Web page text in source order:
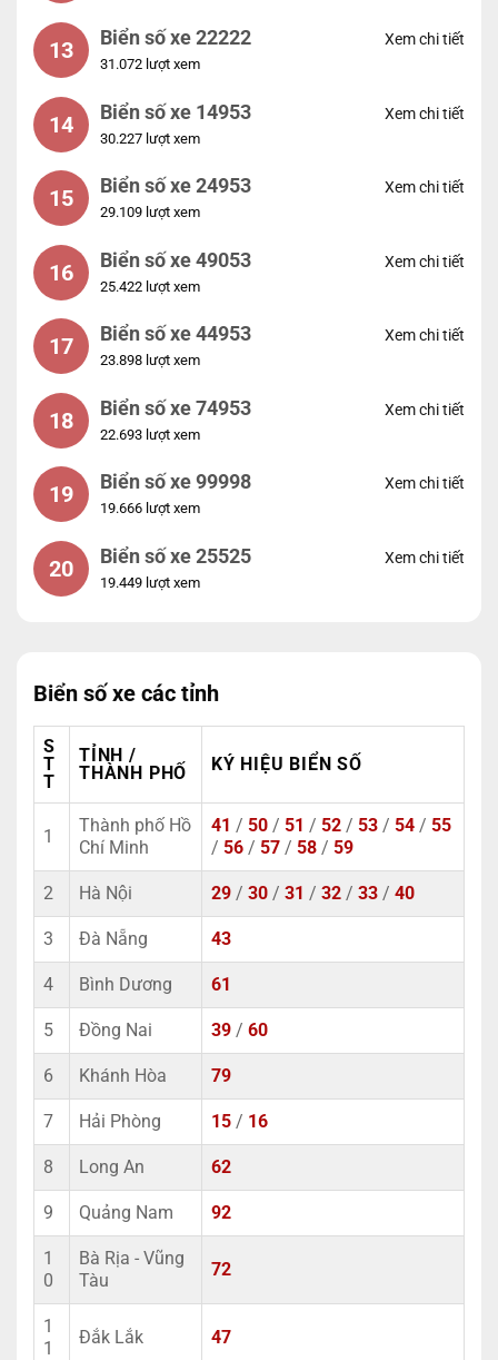
13 Biển số xe 22222
31.072 lượt xem
Xem chi tiết
14 Biển số xe 14953
30.227 lượt xem
Xem chi tiết
15 Biển số xe 24953
29.109 lượt xem
Xem chi tiết
16 Biển số xe 49053
25.422 lượt xem
Xem chi tiết
17 Biển số xe 44953
23.898 lượt xem
Xem chi tiết
18 Biển số xe 74953
22.693 lượt xem
Xem chi tiết
19 Biển số xe 99998
19.666 lượt xem
Xem chi tiết
20 Biển số xe 25525
19.449 lượt xem
Xem chi tiết
Biển số xe các tỉnh
S
T
T
TỈNH /
THÀNH PHỐ
KÝ HIỆU BIỂN SỐ
1
Thành phố Hồ
Chí Minh
41 / 50 / 51 / 52 / 53 / 54 / 55
/ 56 / 57 / 58 / 59
2 Hà Nội 29 / 30 / 31 / 32 / 33 / 40
3 Đà Nẵng 43
4 Bình Dương 61
5 Đồng Nai 39 / 60
6 Khánh Hòa 79
7 Hải Phòng 15 / 16
8 Long An 62
9 Quảng Nam 92
1
0
Bà Rịa - Vũng
Tàu
72
1
1
Đắk Lắk 47